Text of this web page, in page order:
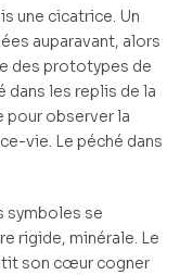
une cicatrice. Un
auparavant, alors
des prototypes de
dans les replis de la
pour observer la
vie. Le péché dans
symboles se
rigide, minérale. Le
son cœur cogner